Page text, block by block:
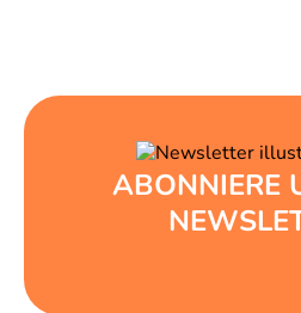
ABONNIERE